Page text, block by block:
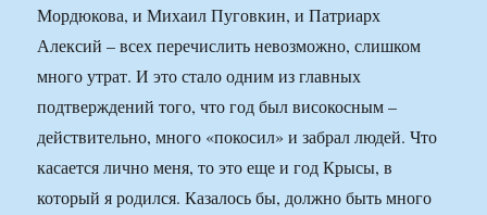
Мордюкова, и Михаил Пуговкин, и Патриарх
Алексий – всех перечислить невозможно, слишком
много утрат. И это стало одним из главных
подтверждений того, что год был високосным –
действительно, много «покосил» и забрал людей. Что
касается лично меня, то это еще и год Крысы, в
который я родился. Казалось бы, должно быть много